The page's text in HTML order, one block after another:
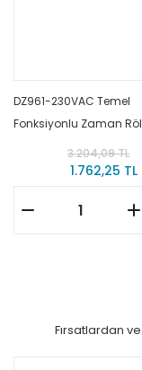
DZ961-230VAC Temel
Fonksiyonlu Zaman
3.204,09 TL
1.762,25 TL
Fırsatlardan